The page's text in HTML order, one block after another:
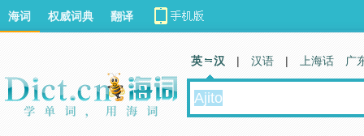
海词 权威词典 翻译
英 汉 | 汉语 | 上海话 广